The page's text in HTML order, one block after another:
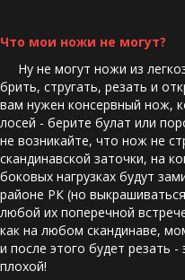
Что мои ножи не могут?
Ну не могут ножи из
брить, стругать, резать и
вам нужен консервный нож,
лосей - берите булат или
не возникайте, что нож не
скандинавской заточки, на
боковых нагрузках будут
районе РК (но
любой их поперечной
как на любом скандинаве,
и после этого будет резать
плохой!